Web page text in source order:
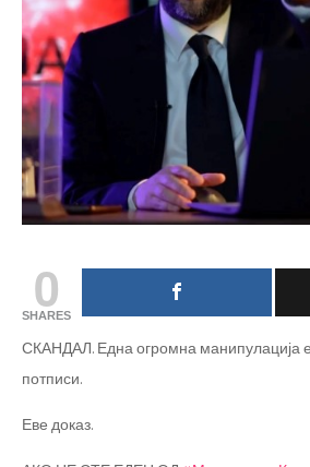
0
SHARES
СКАНДАЛ. Една огромна манипулација
потписи.
Еве доказ.